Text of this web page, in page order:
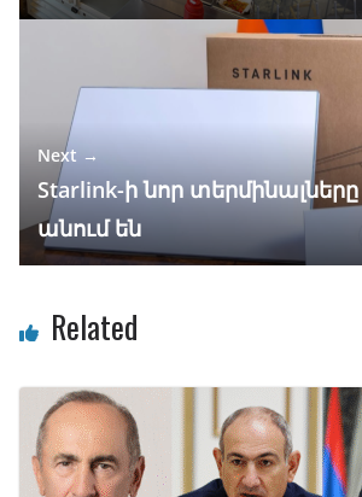
Next →
Starlink-ի նոր
անում են
Related